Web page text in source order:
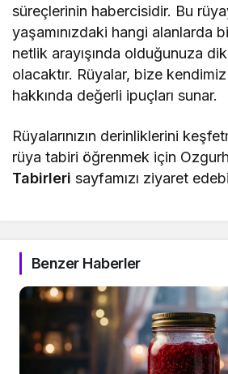
süreçlerinin habercisidir. Bu
yaşamınızdaki hangi alanlarda
netlik arayışında olduğunuza
olacaktır. Rüyalar, bize
hakkında değerli ipuçları sunar.
Rüyalarınızın derinliklerini
rüya tabiri öğrenmek için
Tabirleri sayfamızı ziyaret
Benzer Haberler